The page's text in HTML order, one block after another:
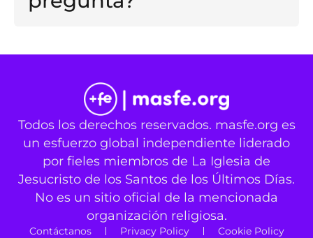
Todos los derechos reservados. masfe.org es
un esfuerzo global independiente liderado
por fieles miembros de La Iglesia de
Jesucristo de los Santos de los Últimos Días.
No es un sitio oficial de la mencionada
organización religiosa.
Contáctanos Privacy Policy Cookie Policy